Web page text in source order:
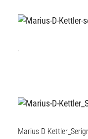
.
Marius D